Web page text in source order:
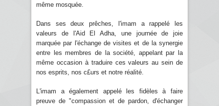
même mosquée.
Dans ses deux prêches, l'imam a rappelé les
valeurs de l'Aid El Adha, une journée de joie
marquée par l'échange de visites et de la synergie
entre les membres de la société, appelant par la
même occasion à traduire ces valeurs au sein de
nos esprits, nos c£urs et notre réalité.
L'imam a également appelé les fidèles à faire
preuve de "compassion et de pardon, d'échanger